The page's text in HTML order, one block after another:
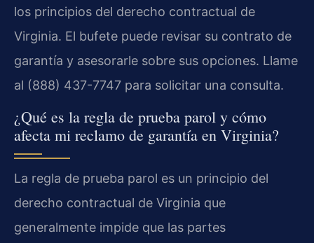
los principios del derecho contractual de
Virginia. El bufete puede revisar su contrato de
garantía y asesorarle sobre sus opciones. Llame
al (888) 437-7747 para solicitar una consulta.
¿Qué es la regla de prueba parol y cómo
afecta mi reclamo de garantía en Virginia?
La regla de prueba parol es un principio del
derecho contractual de Virginia que
generalmente impide que las partes